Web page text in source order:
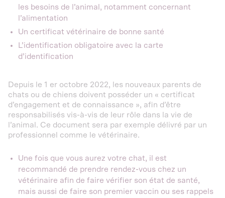
les besoins de l’animal, notamment concernant
l’alimentation
Un certificat vétérinaire de bonne santé
L’identification obligatoire avec la carte
d’identification
Depuis le 1 er octobre 2022, les nouveaux parents de
chats ou de chiens doivent posséder un « certificat
d’engagement et de connaissance », afin d’être
responsabilisés vis-à-vis de leur rôle dans la vie de
l’animal. Ce document sera par exemple délivré par un
professionnel comme le vétérinaire.
Une fois que vous aurez votre chat, il est
recommandé de prendre rendez-vous chez un
vétérinaire afin de faire vérifier son état de santé,
mais aussi de faire son premier vaccin ou ses rappels